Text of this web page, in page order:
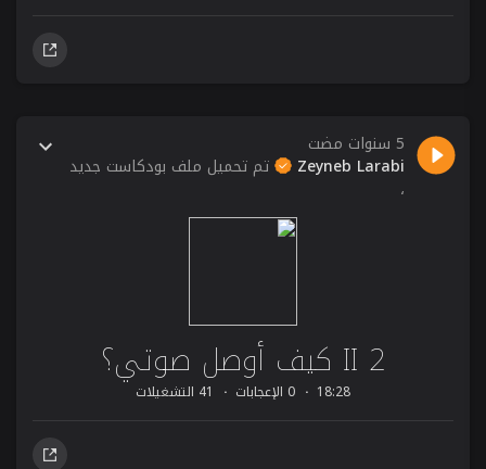
5 سنوات مضت
Zeyneb Larabi تم تحميل ملف بودكاست جديد
،
2 II كيف أوصل صوتي؟
18:28 0 الإعجابات 41 التشغيلات